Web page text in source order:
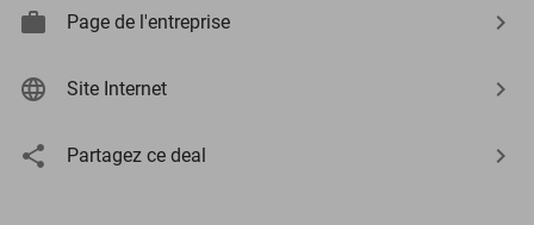
Page de l'entreprise
Site Internet
Partagez ce deal